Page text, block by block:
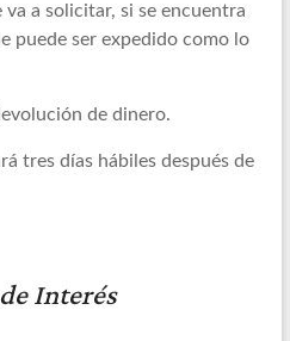
a solicitar, si se encuentra
puede ser expedido como lo
de dinero.
tres días hábiles después de
Interés